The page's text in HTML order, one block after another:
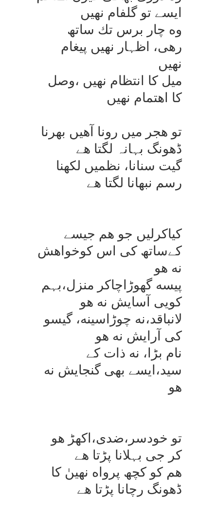
ایسے تو گلفام نھیں
وه چار برس تك ساتھ
رھی، اظہار نھیں پیغام
نھیں
میل كا انتظام نھیں ،وصل
كا اھتمام نھیں
تو ھجر میں رونا آھیں بھرنا
ڈھونگ بہانہ لگتا ھے
گیت سنانا، نظمیں لكھنا
رسم نبھانا لگتا ھے
كیاكرلیں جو هم جیسے
كےساتھ كی اس كوخواهش
نه هو
پیسه گهوڑاچاكر منزل،بہم
كویی آسایش نه هو
لانباقد،نه چوڑاسینه، گیسو
كی آرایش نه هو
نام بڑا، نه ذات كے
سید،ایسے بهی گنجایش نه
هو
تو خودسر،ضدی،اكھڑ هو
كر جی بہلانا پڑتا هے
ھم كو كچھ پرواه نهیںٰ كا
ڈھونگ رچانا پڑتا هے